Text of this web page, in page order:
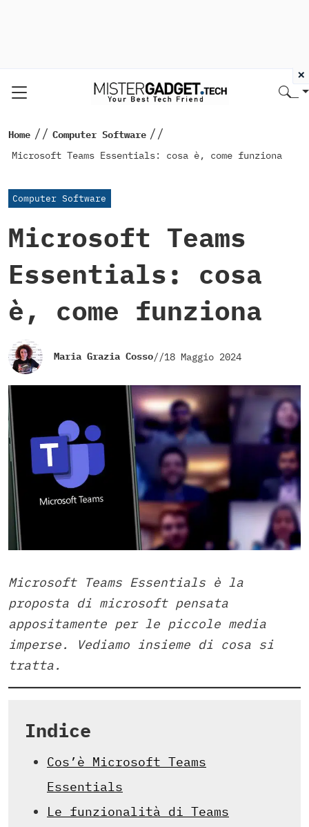
Home // Computer Software //
Microsoft Teams Essentials: cosa è, come funziona
Computer Software
Microsoft Teams
Essentials: cosa
è, come funziona
Maria Grazia Cosso//18 Maggio 2024
Microsoft Teams Essentials è la
proposta di microsoft pensata
appositamente per le piccole media
imperse. Vediamo insieme di cosa si
tratta.
Indice
Cos’è Microsoft Teams
Essentials
Le funzionalità di Teams
×